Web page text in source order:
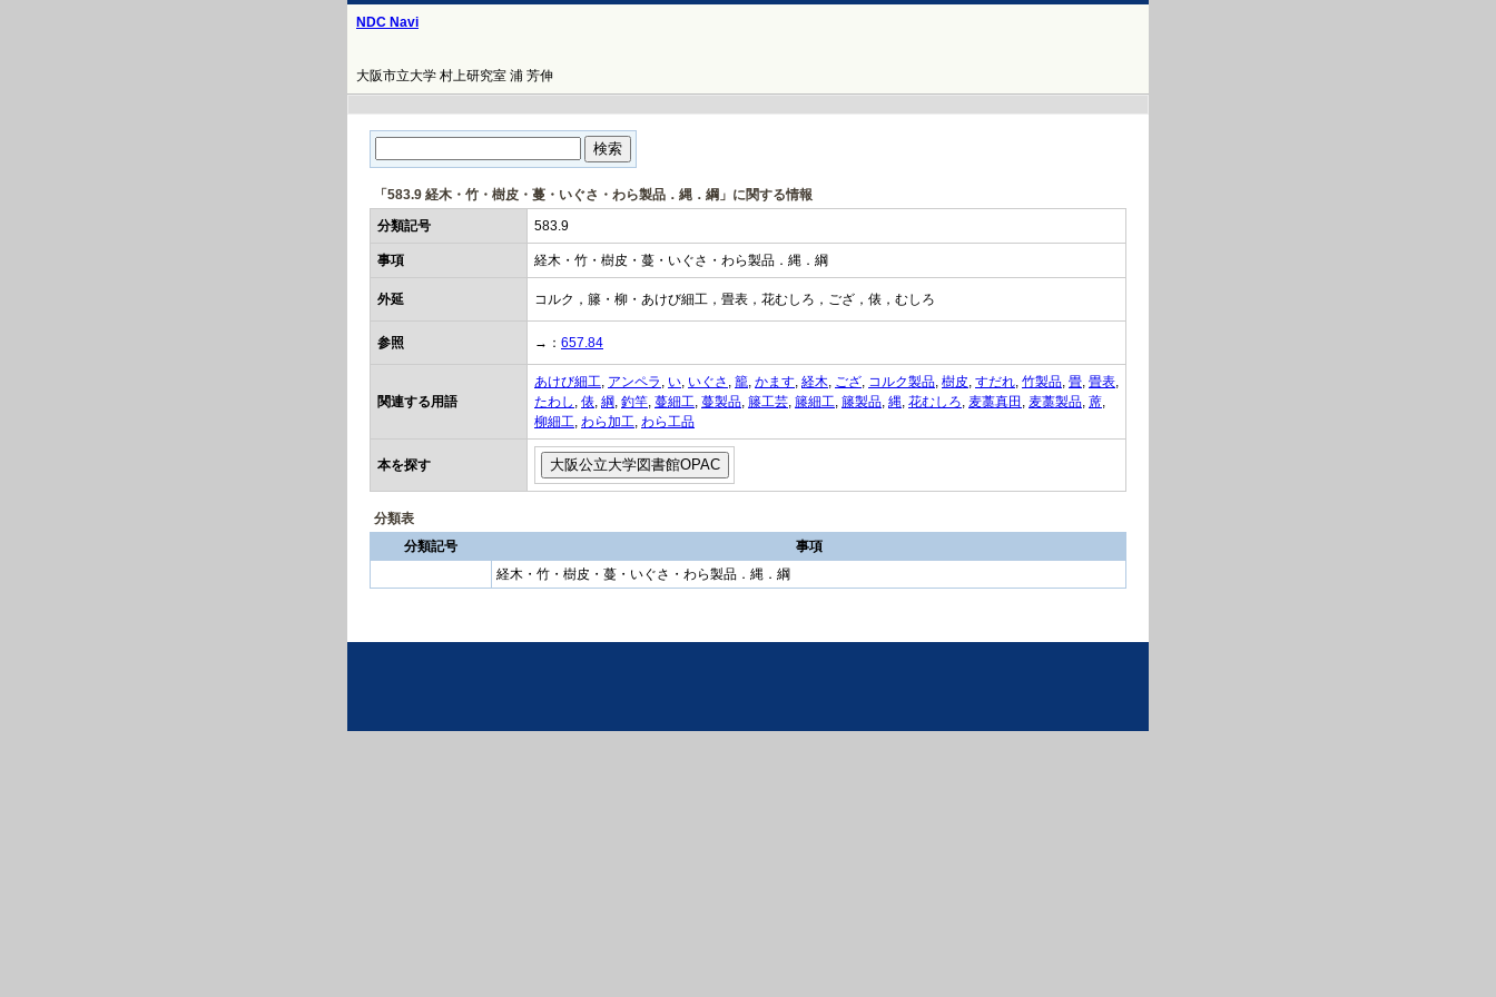
NDC Navi
大阪市立大学 村上研究室 浦 芳伸
「583.9 経木・竹・樹皮・蔓・いぐさ・わら製品．縄．綱」に関する情報
分類記号
583.9
事項 経木・竹・樹皮・蔓・いぐさ・わら製品．縄．綱
外延 コルク，籐・柳・あけび細工，畳表，花むしろ，ござ，俵，むしろ
参照 →： 657.84
関連する用語
あけび細工, アンペラ , い, いぐさ , 籠, かます, 経木, ござ, コルク製品, 樹皮, すだれ, 竹製品, 畳, 畳表,
たわし , 俵, 綱, 釣竿, 蔓細工, 蔓製品, 籐工芸, 籐細工, 籐製品, 縄, 花むしろ, 麦藁真田 , 麦藁製品, 蓆,
柳細工, わら加工, わら工品
本を探す
分類表
分類記号
事項
経木・竹・樹皮・蔓・いぐさ・わら製品．縄．綱